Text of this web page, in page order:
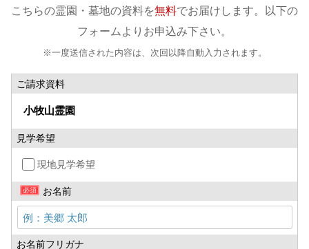
こちらの霊園・墓地の資料を無料でお届けします。以下の
フォームよりお申込み下さい。
※一度送信された内容は、次回以降自動入力されます。
ご請求資料
見学希望
現地見学希望
必須 お名前
お名前フリガナ